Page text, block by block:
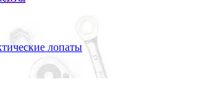
лопаты